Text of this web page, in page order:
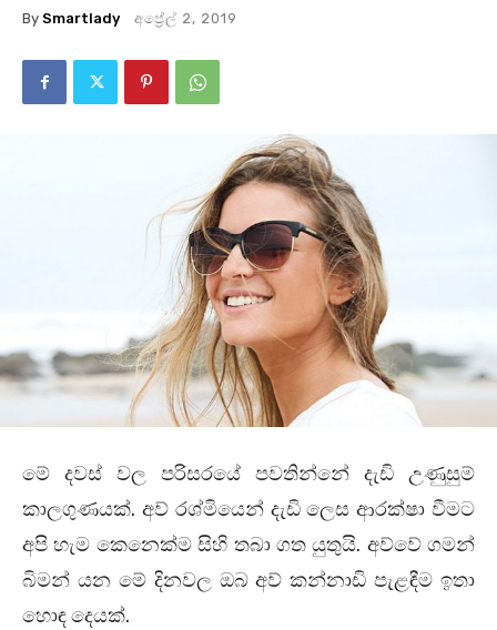
By Smartlady අප්‍රේල් 2, 2019
මේ දවස් වල පරිසරයේ පවතින්නේ දැඩි උණුසුම්
කාලගුණයක්. අව් රශ්මියෙන් දැඩි ලෙස ආරක්ෂා වීමට
අපි හැම කෙනෙක්ම සිහි තබා ගත යුතුයි. අව්වේ ගමන්
බිමන් යන මේ දිනවල ඔබ අව් කන්නාඩි පැළඳීම ඉතා
හොඳ දෙයක්.